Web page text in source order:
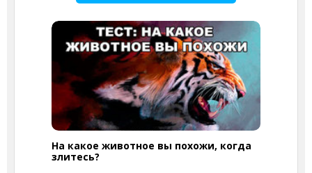
На какое животное вы похожи, когда
злитесь?